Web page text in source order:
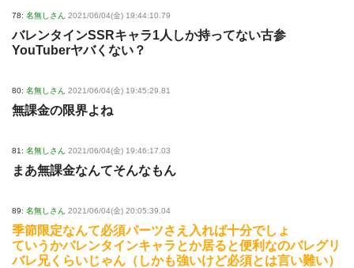
78: 名無しさん 2021/06/04(金) 19:44:10.79
バレンタインSSRキャラ1人しか持ってない古参
YouTuberヤバくない？
80: 名無しさん 2021/06/04(金) 19:45:29.81
無課金の限界よね
81: 名無しさん 2021/06/04(金) 19:46:17.03
まあ無課金なんてそんなもん
89: 名無しさん 2021/06/04(金) 20:05:39.04
季節限定なんて必須パーツさえ入れば十分でしょ
ていうかバレンタインキャラとか居ると便利なのバレグリ
バレ兄くらいじゃん（しかも強いけど必須とは言い難い）